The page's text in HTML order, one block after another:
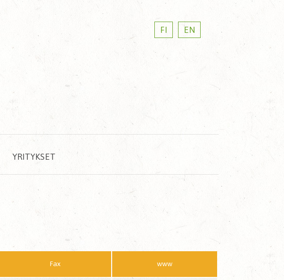
FI EN
YRITYKSET
Fax www